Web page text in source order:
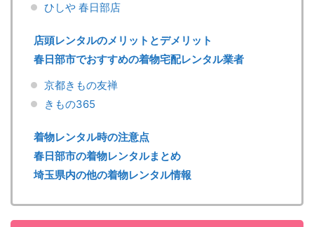
ひしや 春日部店
店頭レンタルのメリットとデメリット
春日部市でおすすめの着物宅配レンタル業者
京都きもの友禅
きもの365
着物レンタル時の注意点
春日部市の着物レンタルまとめ
埼玉県内の他の着物レンタル情報